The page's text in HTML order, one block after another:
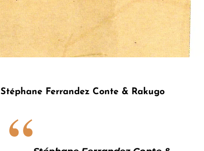
Stéphane Ferrandez Conte & Rakugo